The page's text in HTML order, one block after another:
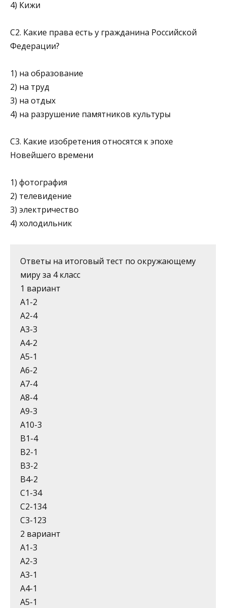
4) Кижи
C2. Какие права есть у гражданина Российской
Федерации?
1) на образование
2) на труд
3) на отдых
4) на разрушение памятников культуры
С3. Какие изобретения относятся к эпохе
Новейшего времени
1) фотография
2) телевидение
3) электричество
4) холодильник
Ответы на итоговый тест по окружающему
миру за 4 класс
1 вариант
А1-2
А2-4
А3-3
А4-2
А5-1
А6-2
А7-4
А8-4
А9-3
А10-3
В1-4
В2-1
В3-2
В4-2
С1-34
С2-134
С3-123
2 вариант
А1-3
А2-3
А3-1
А4-1
А5-1